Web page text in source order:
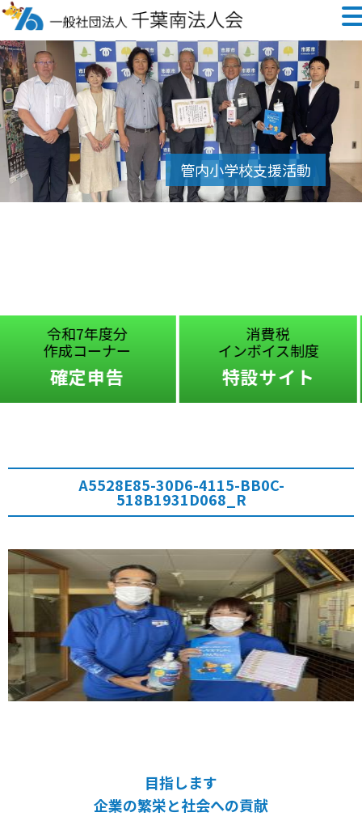
消費税
インボイス制度
特設サイト
チャットボ
ふたば
A5528E85-30D6-4115-BB0C-
518B1931D068_R
目指します
企業の繁栄と社会への貢献